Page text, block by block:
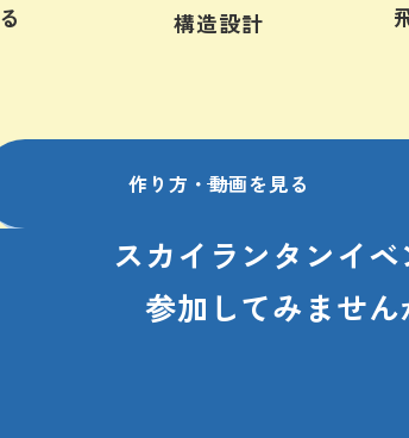
構造設計
作り方・動画を見る
スカイランタンイベ
参加してみません